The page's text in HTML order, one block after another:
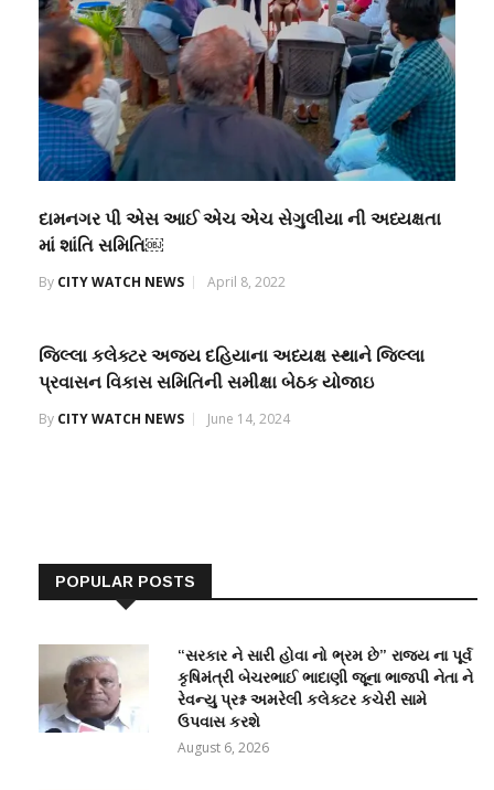
દામનગર પી એસ આઈ એચ એચ સેગુલીયા ની અધ્યક્ષતા
માં શાંતિ સમિતિ￼
By CITY WATCH NEWS April 8, 2022
જિલ્લા કલેક્ટર અજય દહિયાના અધ્યક્ષ સ્થાને જિલ્લા
પ્રવાસન વિકાસ સમિતિની સમીક્ષા બેઠક યોજાઇ
By CITY WATCH NEWS June 14, 2024
POPULAR POSTS
“સરકાર ને સારી હોવા નો ભ્રમ છે” રાજ્ય ના પૂર્વ
કૃષિમંત્રી બેચરભાઈ ભાદાણી જૂના ભાજપી નેતા ને
રેવન્યુ પ્રશ્ન અમરેલી કલેક્ટર કચેરી સામે
ઉપવાસ કરશે
August 6, 2026